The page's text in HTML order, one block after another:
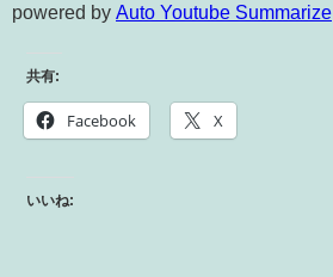
powered by Auto Youtube Summarize
共有:
Facebook X
いいね: